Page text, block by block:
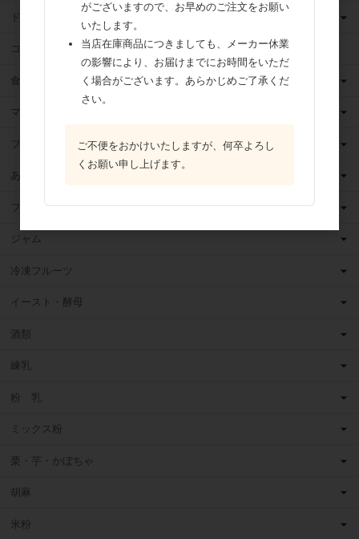
ドライフルーツ
ココア
食用油
マーガリン
フィリング
あんこ
フルーツ（果物）缶詰
ジャム
冷凍フルーツ
イースト・酵母
酒類
練乳
粉 乳
ミックス粉
栗・芋・かぼちゃ
胡麻
米粉
がございますので、お早めのご注文をお願い
いたします。
当店在庫商品につきましても、メーカー休業
の影響により、お届けまでにお時間をいただ
く場合がございます。あらかじめご了承くだ
さい。
ご不便をおかけいたしますが、何卒よろし
くお願い申し上げます。